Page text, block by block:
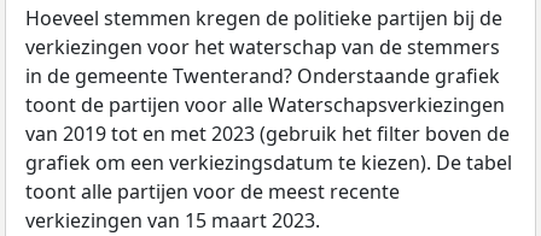
Hoeveel stemmen kregen de politieke partijen bij de
verkiezingen voor het waterschap van de stemmers
in de gemeente Twenterand? Onderstaande grafiek
toont de partijen voor alle Waterschapsverkiezingen
van 2019 tot en met 2023 (gebruik het filter boven de
grafiek om een verkiezingsdatum te kiezen). De tabel
toont alle partijen voor de meest recente
verkiezingen van 15 maart 2023.